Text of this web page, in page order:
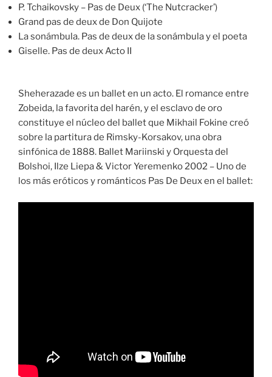
P. Tchaikovsky – Pas de Deux (‘The Nutcracker’)
Grand pas de deux de Don Quijote
La sonámbula. Pas de deux de la sonámbula y el poeta
Giselle. Pas de deux Acto II
Sheherazade es un ballet en un acto. El romance entre
Zobeida, la favorita del harén, y el esclavo de oro
constituye el núcleo del ballet que Mikhail Fokine creó
sobre la partitura de Rimsky-Korsakov, una obra
sinfónica de 1888. Ballet Mariinski y Orquesta del
Bolshoi, Ilze Liepa & Victor Yeremenko 2002 – Uno de
los más eróticos y románticos Pas De Deux en el ballet: